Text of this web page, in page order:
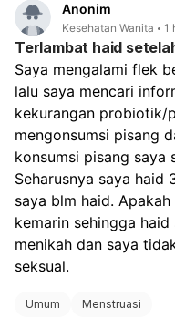
Jika darah sangat
atau Anda sampai
diperiksa.
Jika ada
kehamilan, karena
perlindungan
Catat tanggal
Perhatikan
makin berat.
Bila haid tidak
konsultasi ke
cukup
kandungan agar
berhenti pil KB
Anonim
Kesehatan Wanita 1
Terlambat haid
Saya mengalami flek
lalu saya mencari
kekurangan probiotik/
mengonsumsi pisang
konsumsi pisang saya
Seharusnya saya haid
saya blm haid.
kemarin sehingga
menikah dan saya
seksual.
Umum Menstruasi